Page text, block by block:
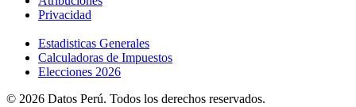
Privacidad
Estadisticas Generales
Calculadoras de Impuestos
Elecciones 2026
© 2026 Datos Perú. Todos los derechos reservados.